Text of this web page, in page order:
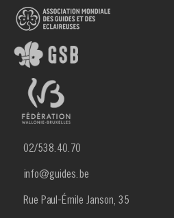
02/538.40.70
info@guides.be
Rue Paul-Émile Janson, 35